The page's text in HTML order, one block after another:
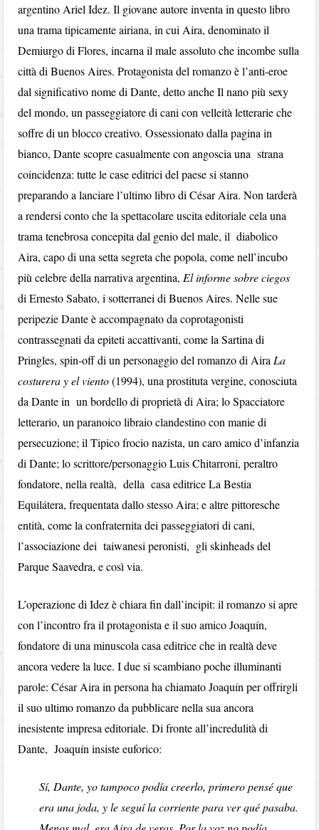
argentino Ariel Idez. Il giovane autore inventa in questo libro
una trama tipicamente airiana, in cui Aira, denominato il
Demiurgo di Flores, incarna il male assoluto che incombe sulla
città di Buenos Aires. Protagonista del romanzo è l’anti-eroe
dal significativo nome di Dante, detto anche Il nano più sexy
del mondo, un passeggiatore di cani con velleità letterarie che
soffre di un blocco creativo. Ossessionato dalla pagina in
bianco, Dante scopre casualmente con angoscia una strana
coincidenza: tutte le case editrici del paese si stanno
preparando a lanciare l’ultimo libro di César Aira. Non tarderà
a rendersi conto che la spettacolare uscita editoriale cela una
trama tenebrosa concepita dal genio del male, il diabolico
Aira, capo di una setta segreta che popola, come nell’incubo
più celebre della narrativa argentina, El informe sobre ciegos
di Ernesto Sabato, i sotterranei di Buenos Aires. Nelle sue
peripezie Dante è accompagnato da coprotagonisti
contrassegnati da epiteti accattivanti, come la Sartina di
Pringles, spin-off di un personaggio del romanzo di Aira La
costurera y el viento(1994), una prostituta vergine, conosciuta
da Dante in un bordello di proprietà di Aira; lo Spacciatore
letterario, un paranoico libraio clandestino con manie di
persecuzione; il Tipico frocio nazista, un caro amico d’infanzia
di Dante; lo scrittore/personaggio Luis Chitarroni, peraltro
fondatore, nella realtà, della casa editrice La Bestia
Equilátera, frequentata dallo stesso Aira; e altre pittoresche
entità, come la confraternita dei passeggiatori di cani,
l’associazione dei taiwanesi peronisti, gli skinheads del
Parque Saavedra, e così via.
L’operazione di Idez è chiara fin dall’incipit: il romanzo si apre
con l’incontro fra il protagonista e il suo amico Joaquín,
fondatore di una minuscola casa editrice che in realtà deve
ancora vedere la luce. I due si scambiano poche illuminanti
parole: César Aira in persona ha chiamato Joaquín per offrirgli
il suo ultimo romanzo da pubblicare nella sua ancora
inesistente impresa editoriale. Di fronte all’incredulità di
Dante, Joaquín insiste euforico:
Sí, Dante, yo tampoco podía creerlo, primero pensé que
era una joda, y le seguí la corriente para ver qué pasaba.